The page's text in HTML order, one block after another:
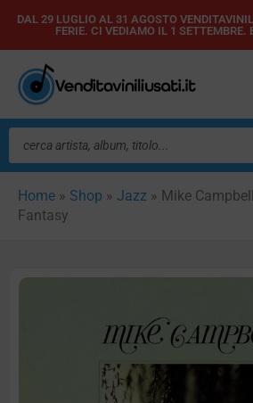
Vai
contenuto
DAL 29 LUGLIO AL 31 AGOSTO
FERIE. CI VEDIAMO IL 1 SETTEMBRE.
Ricerca
prodotti
Home » Shop » Jazz » Mike
Fantasy